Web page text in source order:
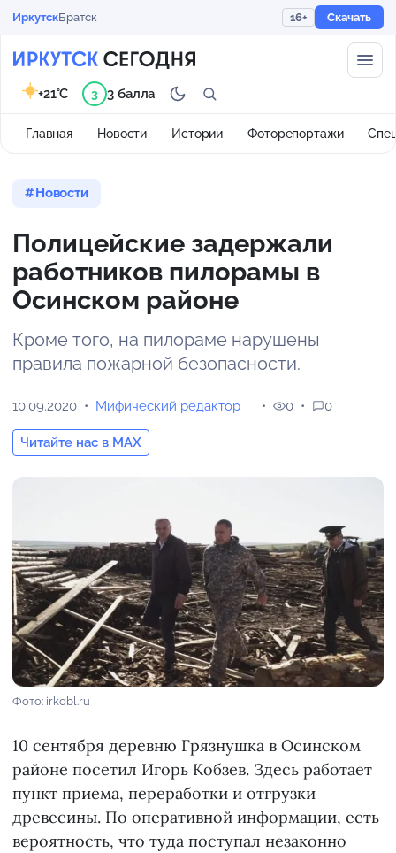
ИркутскБратск 16+ Скачать
Главная Новости Истории Фоторепортажи
+21°C 3 3 балла
Новости
Полицейские задержали
работников пилорамы в
Осинском районе
Кроме того, на пилораме нарушены
правила пожарной безопасности.
10.09.2020 Мифический редактор
Читайте нас в MAX
0 0
Фото: irkobl.ru
10 сентября деревню Грязнушка в Осинском
районе посетил Игорь Кобзев. Здесь работает
пункт приема, переработки и отгрузки
древесины. По оперативной информации, есть
вероятность, что туда поступал незаконно